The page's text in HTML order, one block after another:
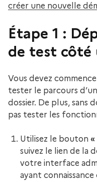
créer une nouvelle
Étape 1 :
de test côté
Vous devez
tester le parcours
dossier. De plus, sans
pas tester les
Utilisez le bouton «
suivez le lien de la
votre interface
ayant